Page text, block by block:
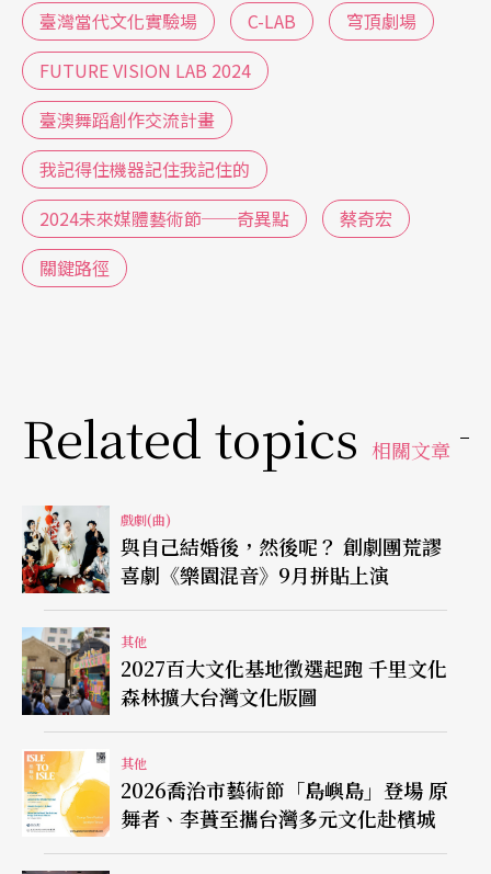
臺灣當代文化實驗場 C-LAB
穹頂劇場
FUTURE VISION LAB 2024
臺澳舞蹈創作交流計畫
我記得住機器記住我記住的
2024未來媒體藝術節──奇異點
蔡奇宏
關鍵路徑
Related topics 相關文章
戲劇(曲)
與自己結婚後，然後呢？ 創劇團荒謬
喜劇《樂園混音》9月拼貼上演
其他
2027百大文化基地徵選起跑 千里文化
森林擴大台灣文化版圖
其他
2026喬治市藝術節「島嶼島」登場 原
舞者、李蕢至攜台灣多元文化赴檳城